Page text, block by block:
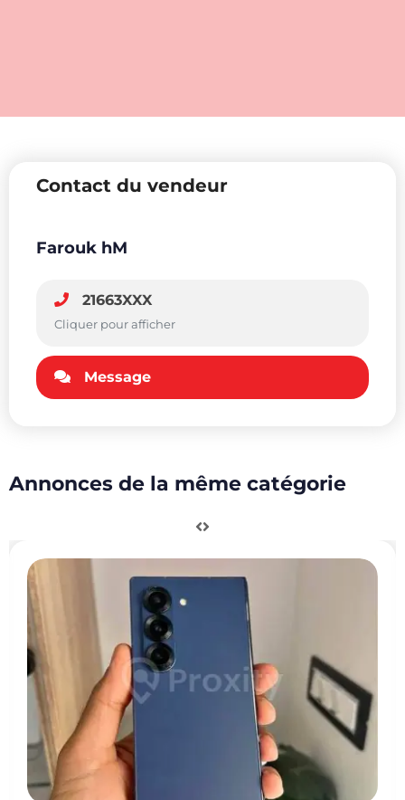
Contact du vendeur
Farouk hM
21663XXX
Cliquer pour afficher
Message
Annonces de la même catégorie